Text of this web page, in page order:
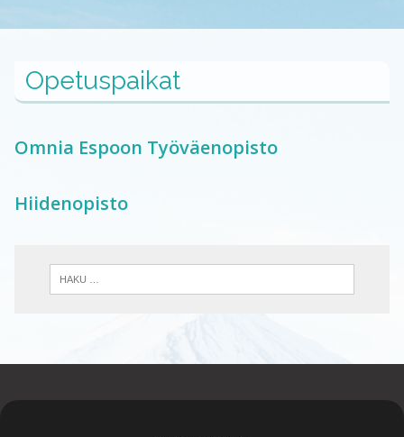
Opetuspaikat
Omnia Espoon Työväenopisto
Hiidenopisto